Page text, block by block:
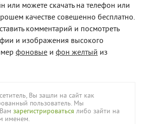
или можете скачать на телефон или
качестве совешенно бесплатно.
комментарий и посмотреть
и изображения высокого
фоновые и фон желтый из
Вы зашли на сайт как
пользователь. Мы
зарегистрироваться либо зайти на
именем.